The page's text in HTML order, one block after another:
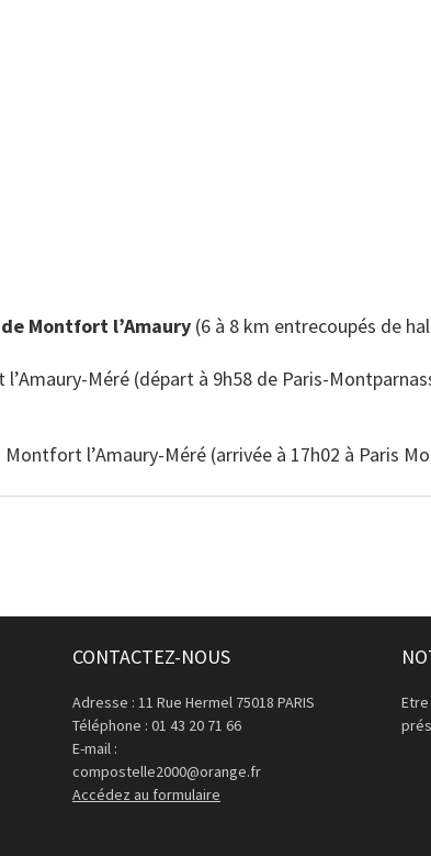
Montfort l’Amaury (6 à 8 km entrecoupés de
Méré (départ à 9h58 de Paris-
l’Amaury-Méré (arrivée à 17h02 à Paris
CONTACTEZ-NOUS
Adresse : 11 Rue Hermel 75018 PARIS
Téléphone : 01 43 20 71 66
E-mail :
compostelle2000@orange.fr
Accédez au formulaire